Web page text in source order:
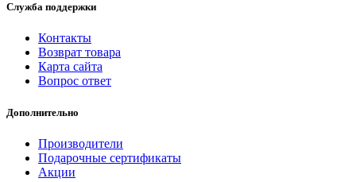
Служба поддержки
Контакты
Возврат товара
Карта сайта
Вопрос ответ
Дополнительно
Производители
Подарочные сертификаты
Акции